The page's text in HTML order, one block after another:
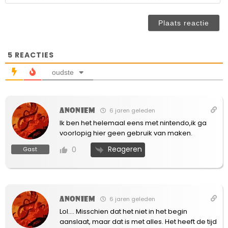
5 REACTIES
oudste
Gast
Anoniem 6 jaren geleden
Ik ben het helemaal eens met nintendo,ik ga
voorlopig hier geen gebruik van maken.
0 Reageren
Anoniem 6 jaren geleden
Lol…. Misschien dat het niet in het begin
aanslaat, maar dat is met alles. Het heeft de tijd